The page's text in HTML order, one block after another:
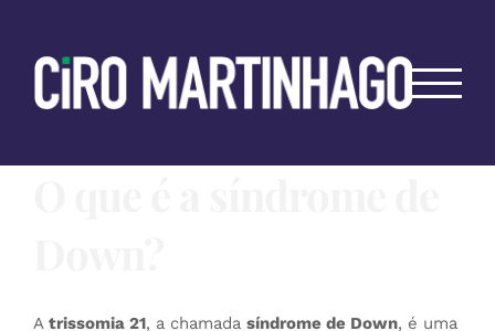
A trissomia 21, a chamada síndrome de Down, é uma